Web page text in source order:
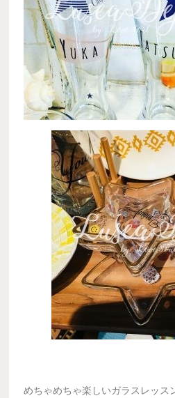
めちゃめちゃ楽しいガラスレッス